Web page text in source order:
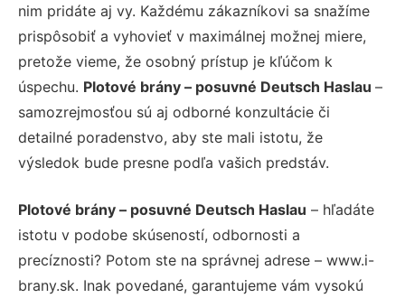
nim pridáte aj vy. Každému zákazníkovi sa snažíme
prispôsobiť a vyhovieť v maximálnej možnej miere,
pretože vieme, že osobný prístup je kľúčom k
úspechu. Plotové brány – posuvné Deutsch Haslau –
samozrejmosťou sú aj odborné konzultácie či
detailné poradenstvo, aby ste mali istotu, že
výsledok bude presne podľa vašich predstáv.
Plotové brány – posuvné Deutsch Haslau – hľadáte
istotu v podobe skúseností, odbornosti a
precíznosti? Potom ste na správnej adrese – www.i-
brany.sk. Inak povedané, garantujeme vám vysokú